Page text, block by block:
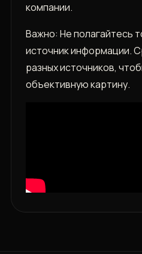
компании.
Важно: Не полагайтесь
источник информации.
разных источников‚
объективную картину.